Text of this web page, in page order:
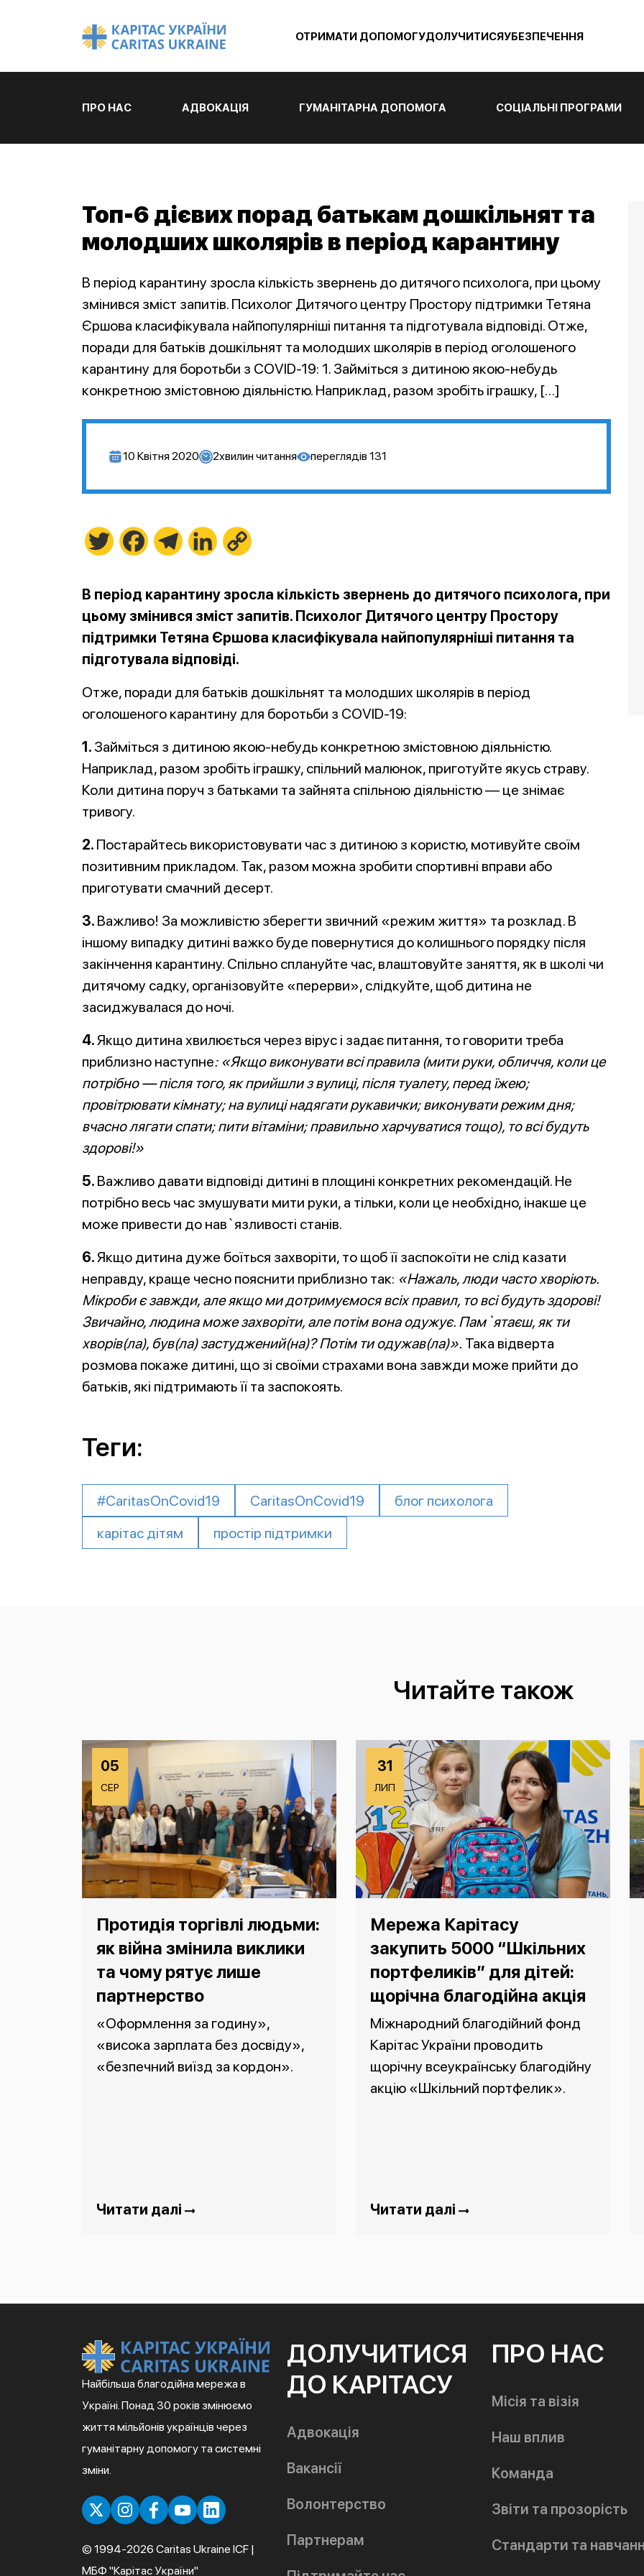
ОТРИМАТИ ДОПОМОГУДОЛУЧИТИСЯУБЕЗПЕЧЕННЯ
ПРО НАС АДВОКАЦІЯ ГУМАНІТАРНА ДОПОМОГА СОЦІАЛЬНІ ПРОГРАМИ
Топ-6 дієвих порад батькам дошкільнят та
молодших школярів в період карантину
В період карантину зросла кількість звернень до дитячого психолога, при цьому
змінився зміст запитів. Психолог Дитячого центру Простору підтримки Тетяна
Єршова класифікувала найпопулярніші питання та підготувала відповіді. Отже,
поради для батьків дошкільнят та молодших школярів в період оголошеного
карантину для боротьби з COVID-19: 1. Займіться з дитиною якою-небудь
конкретною змістовною діяльністю. Наприклад, разом зробіть іграшку, […]
10 Квітня 2020 2хвилин читання переглядів 131
Twitter FacebookTelegramLinkedIn
В період карантину зросла кількість звернень до дитячого психолога, при
цьому змінився зміст запитів. Психолог Дитячого центру Простору
підтримки Тетяна Єршова класифікувала найпопулярніші питання та
підготувала відповіді.
Отже, поради для батьків дошкільнят та молодших школярів в період
оголошеного карантину для боротьби з COVID-19:
1. Займіться з дитиною якою-небудь конкретною змістовною діяльністю.
Наприклад, разом зробіть іграшку, спільний малюнок, приготуйте якусь страву.
Коли дитина поруч з батьками та зайнята спільною діяльністю — це знімає
тривогу.
2. Постарайтесь використовувати час з дитиною з користю, мотивуйте своїм
позитивним прикладом. Так, разом можна зробити спортивні вправи або
приготувати смачний десерт.
3. Важливо! За можливістю зберегти звичний «режим життя» та розклад. В
іншому випадку дитині важко буде повернутися до колишнього порядку після
закінчення карантину. Спільно сплануйте час, влаштовуйте заняття, як в школі чи
дитячому садку, організовуйте «перерви», слідкуйте, щоб дитина не
засиджувалася до ночі.
4.Якщо дитина хвилюється через вірус і задає питання, то говорити треба
приблизно наступне: «Якщо виконувати всі правила (мити руки, обличчя, коли це
потрібно — після того, як прийшли з вулиці, після туалету, перед їжею;
провітрювати кімнату; на вулиці надягати рукавички; виконувати режим дня;
вчасно лягати спати; пити вітаміни; правильно харчуватися тощо), то всі будуть
здорові!»
5. Важливо давати відповіді дитині в площині конкретних рекомендацій. Не
потрібно весь час змушувати мити руки, а тільки, коли це необхідно, інакше це
може привести до нав`язливості станів.
6.Якщо дитина дуже боїться захворіти, то щоб її заспокоїти не слід казати
неправду, краще чесно пояснити приблизно так: «Нажаль, люди часто хворіють.
Мікроби є завжди, але якщо ми дотримуємося всіх правил, то всі будуть здорові!
Звичайно, людина може захворіти, але потім вона одужує. Пам`ятаєш, як ти
хворів(ла), був(ла) застуджений(на)? Потім ти одужав(ла)». Така відверта
розмова покаже дитині, що зі своїми страхами вона завжди може прийти до
батьків, які підтримають її та заспокоять.
Теги:
#CaritasOnCovid19 CaritasOnCovid19
блог психолога
карітас дітям
простір підтримки
Читайте також
05
СЕР
Протидія торгівлі людьми:
як війна змінила виклики
та чому рятує лише
партнерство
«Оформлення за годину»,
«висока зарплата без досвіду»,
«безпечний виїзд за кордон».
Читати далі
31
ЛИП
Мережа Карітасу
закупить 5000 “Шкільних
портфеликів” для дітей:
щорічна благодійна акція
Міжнародний благодійний фонд
Карітас України проводить
щорічну всеукраїнську благодійну
акцію «Шкільний портфелик».
Читати далі
Найбільша благодійна мережа в
Україні. Понад 30 років змінюємо
життя мільйонів українців через
гуманітарну допомогу та системні
зміни.
© 1994-2026 Caritas Ukraine ICF |
МБФ "Карітас України"
ДОЛУЧИТИСЯ
ДО КАРІТАСУ
Адвокація
Вакансії
Волонтерство
Партнерам
ПРО НАС
Місія та візія
Наш вплив
Команда
Звіти та прозорість
Стандарти та